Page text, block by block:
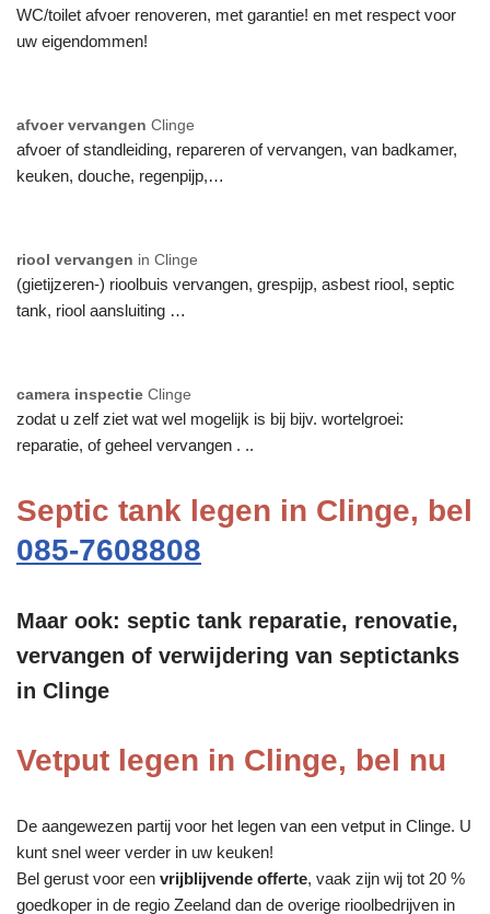
WC/toilet afvoer renoveren, met garantie! en met respect voor
uw eigendommen!
afvoer vervangen Clinge
afvoer of standleiding, repareren of vervangen, van badkamer,
keuken, douche, regenpijp,…
riool vervangen in Clinge
(gietijzeren-) rioolbuis vervangen, grespijp, asbest riool, septic
tank, riool aansluiting …
camera inspectie Clinge
zodat u zelf ziet wat wel mogelijk is bij bijv. wortelgroei:
reparatie, of geheel vervangen . ..
Septic tank legen in Clinge, bel
085-7608808
Maar ook: septic tank reparatie, renovatie,
vervangen of verwijdering van septictanks
in Clinge
Vetput legen in Clinge, bel nu
De aangewezen partij voor het legen van een vetput in Clinge. U
kunt snel weer verder in uw keuken!
Bel gerust voor een vrijblijvende offerte, vaak zijn wij tot 20 %
goedkoper in de regio Zeeland dan de overige rioolbedrijven in